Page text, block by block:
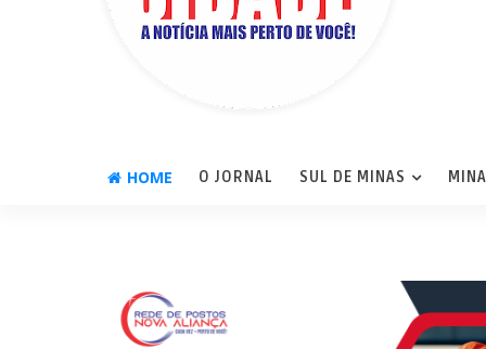
HOME O JORNAL SUL DE MINAS